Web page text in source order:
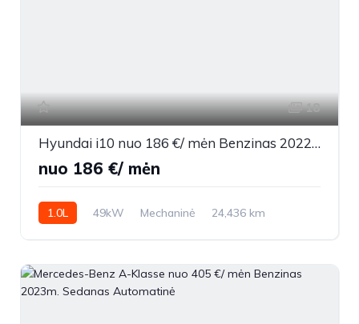
18
Hyundai i10 nuo 186 €/ mėn Benzinas 2022m. Sedanas Mechaninė
nuo 186 €/ mėn
1.0L 49kW Mechaninė
24,436 km